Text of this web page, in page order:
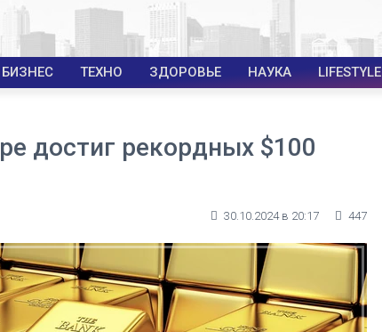
БИЗНЕС ТЕХНО ЗДОРОВЬЕ НАУКА LIFESTYLE
достиг рекордных $100
30.10.2024 в 20:17 447